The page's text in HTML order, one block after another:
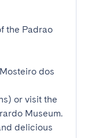
the Padrao
dos
or visit the
Museum.
delicious